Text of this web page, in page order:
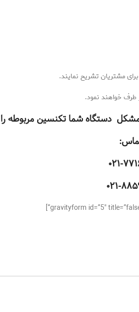
مشتریان تشریح نمایند.
طرف خواهند نمود.
دستگاه شما تکنسین مربوطه
۰۲۱
۰۲۱